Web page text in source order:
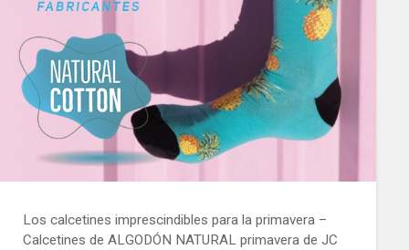
Los calcetines imprescindibles para la primavera –
Calcetines de ALGODÓN NATURAL primavera de JC